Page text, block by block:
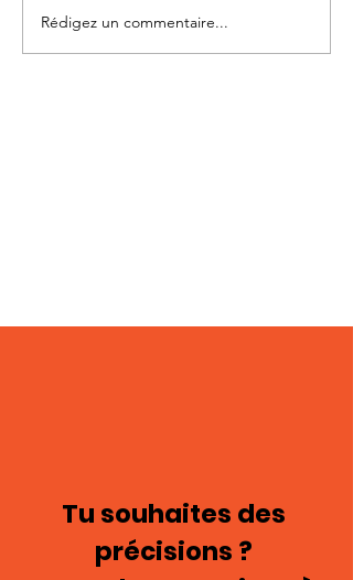
Photo-témoignages
Cage de chasteté 129
Rédigez un commentaire...
Tu souhaites des
précisions ?